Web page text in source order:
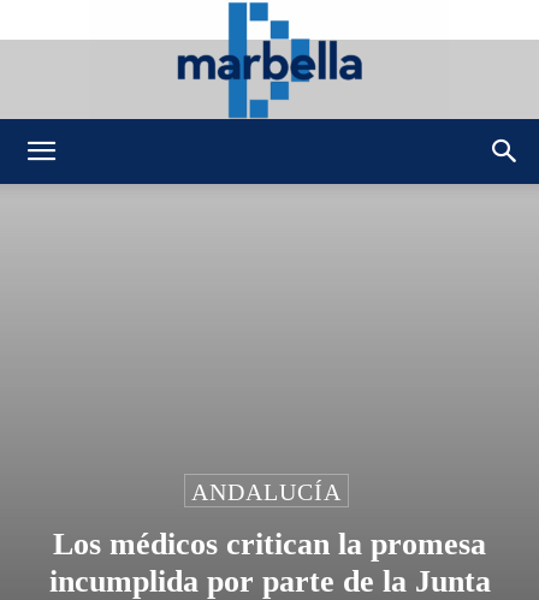
ANDALUCÍA
Los médicos critican la promesa
incumplida por parte de la Junta